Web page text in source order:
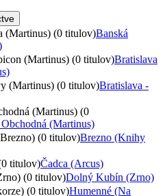
(Martinus) (0 titulov)Banská
(Martinus) (0 titulov)Bratislava
(Martinus) (0 titulov)Bratislava -
(Martinus) (0
(Martinus)
(0 titulov)Brezno (Knihy
titulov)Čadca (Arcus)
(0 titulov)Dolný Kubín (Zrno)
(0 titulov)Humenné (Na